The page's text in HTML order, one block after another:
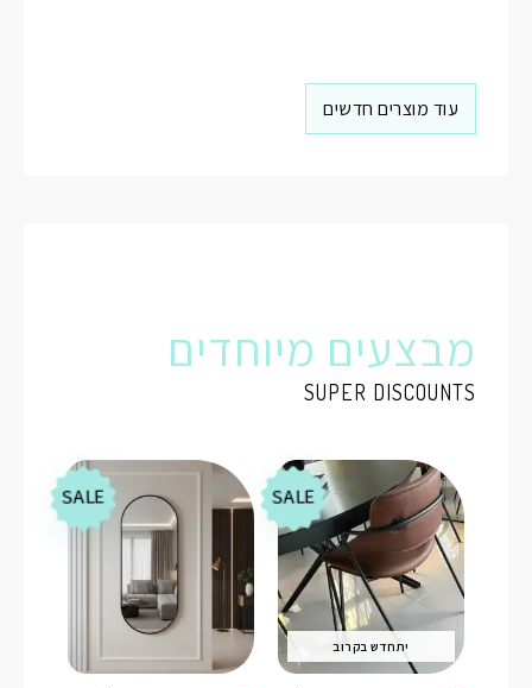
עוד מוצרים חדשים
מבצעים מיוחדים
SUPER DISCOUNTS
SALE
יתחדש בקרוב
SALE